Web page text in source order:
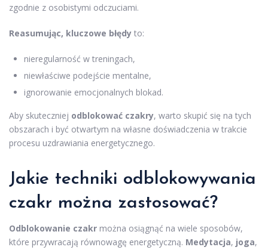
zgodnie z osobistymi odczuciami.
Reasumując, kluczowe błędy to:
nieregularność w treningach,
niewłaściwe podejście mentalne,
ignorowanie emocjonalnych blokad.
Aby skuteczniej odblokować czakry, warto skupić się na tych
obszarach i być otwartym na własne doświadczenia w trakcie
procesu uzdrawiania energetycznego.
Jakie techniki odblokowywania
czakr można zastosować?
Odblokowanie czakr można osiągnąć na wiele sposobów,
które przywracają równowagę energetyczną. Medytacja, joga,